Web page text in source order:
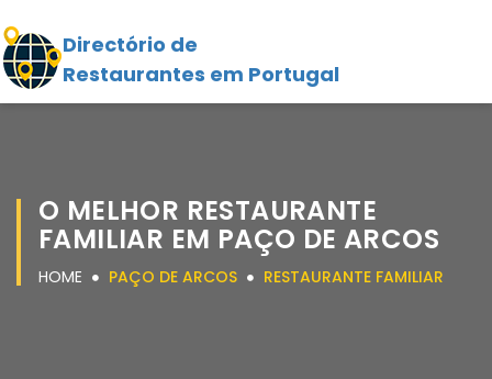
Directório de
Restaurantes em Portugal
O MELHOR RESTAURANTE
FAMILIAR EM PAÇO DE ARCOS
HOME PAÇO DE ARCOS RESTAURANTE FAMILIAR